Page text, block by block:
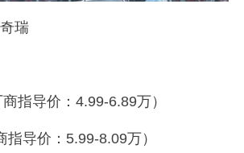
奇瑞
指导价：4.99-6.89万）
指导价：5.99-8.09万）